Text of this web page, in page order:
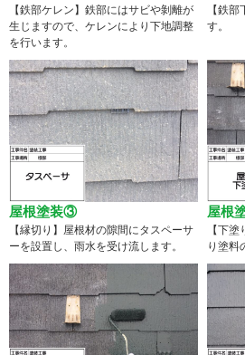
【鉄部ケレン】鉄部にはサビや剝離が
生じますので、ケレンにより下地調整
を行います。
【鉄
す。
屋根塗装③
【縁切り】屋根材の隙間にタスペーサ
ーを設置し、雨水を受け流します。
屋根
【下
り塗料